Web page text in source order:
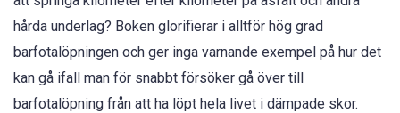
hårda underlag? Boken glorifierar i alltför hög grad
barfotalöpningen och ger inga varnande exempel på hur det
kan gå ifall man för snabbt försöker gå över till
barfotalöpning från att ha löpt hela livet i dämpade skor.